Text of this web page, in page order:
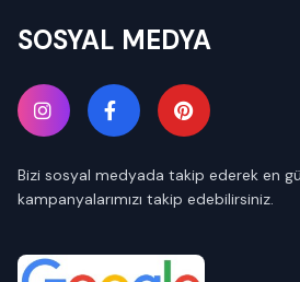
SOSYAL MEDYA
Bizi sosyal medyada takip ederek en
kampanyalarımızı takip edebilirsiniz.